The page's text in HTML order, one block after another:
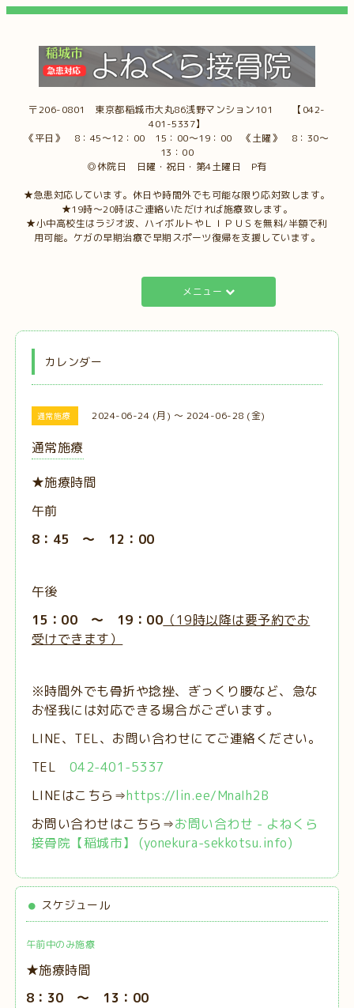
〒206-0801 東京都稲城市大丸86浅野マンション101 【042-
401-5337】
《平日》 8：45～12：00 15：00～19：00 《土曜》 8：30～
13：00
◎休院日 日曜・祝日・第4土曜日 P有
★急患対応しています。休日や時間外でも可能な限り応対致します。
★19時～20時はご連絡いただければ施療致します。
★小中高校生はラジオ波、ハイボルトやＬＩＰＵＳを無料/半額で利
用可能。ケガの早期治療で早期スポーツ復帰を支援しています。
メニュー
カレンダー
通常施療 2024-06-24 (月) ～ 2024-06-28 (金)
通常施療
★施療時間
午前
8：45 ～ 12：00
午後
15：00 ～ 19：00 （19時以降は要予約でお
受けできます）
※時間外でも骨折や捻挫、ぎっくり腰など、急な
お怪我には対応できる場合がございます。
LINE、TEL、お問い合わせにてご連絡ください。
TEL 042-401-5337
LINEはこちら⇒https://lin.ee/MnaIh2B
お問い合わせはこちら⇒お問い合わせ - よねくら
接骨院【稲城市】 (yonekura-sekkotsu.info)
スケジュール
午前中のみ施療
★施療時間
8：30 ～ 13：00